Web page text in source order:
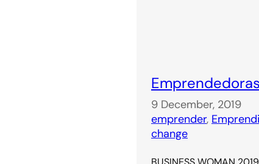
9 December, 2019
emprender,
change